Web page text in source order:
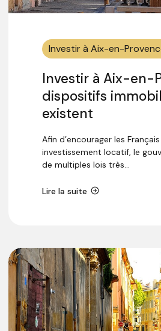
Investir à Aix-en-
Investir à Aix-en-
dispositifs
existent
Afin d’encourager les
investissement locatif, le
de multiples lois très...
Lire la suite